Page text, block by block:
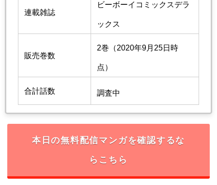
連載雑誌
ビーボーイコミックスデラ
ックス
販売巻数
2巻（2020年9月25日時
点）
合計話数 調査中
本日の無料配信マンガを確認するな
らこちら